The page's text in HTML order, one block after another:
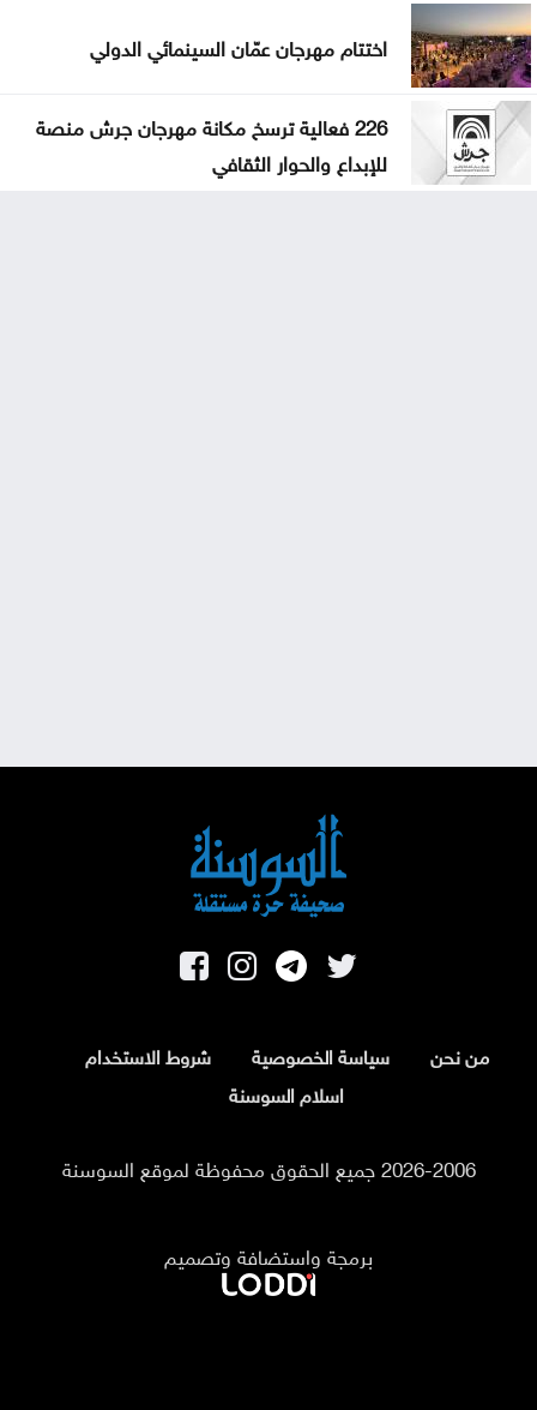
اختتام مهرجان عمّان السينمائي الدولي
226 فعالية ترسخ مكانة مهرجان جرش منصة
للإبداع والحوار الثقافي
من نحن سياسة الخصوصية
شروط الاستخدام
اسلام السوسنة
2026-2006 جميع الحقوق محفوظة لموقع السوسنة
برمجة واستضافة وتصميم